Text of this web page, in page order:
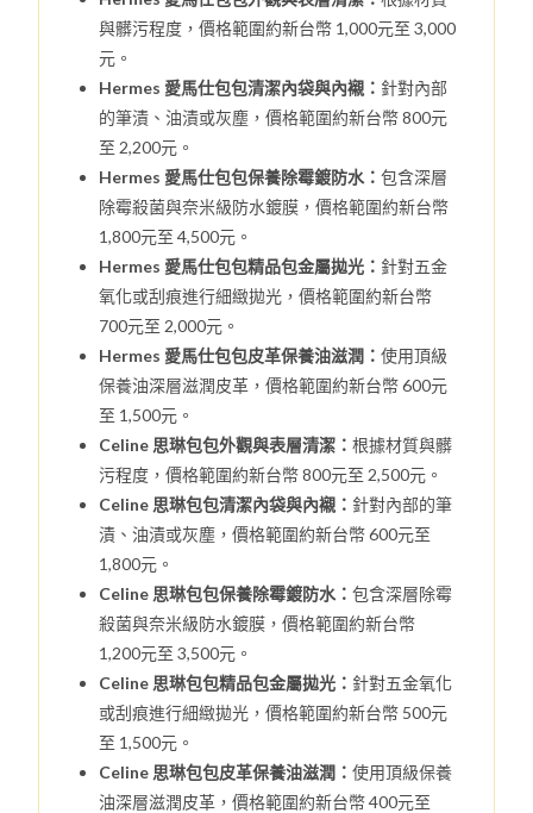
與髒污程度，價格範圍約新台幣 1,000元至 3,000
元。
Hermes 愛馬仕包包清潔內袋與內襯： 針對內部
的筆漬、油漬或灰塵，價格範圍約新台幣 800元
至 2,200元。
Hermes 愛馬仕包包保養除霉鍍防水：包含深層
除霉殺菌與奈米級防水鍍膜，價格範圍約新台幣
1,800元至 4,500元。
Hermes 愛馬仕包包精品包金屬拋光： 針對五金
氧化或刮痕進行細緻拋光，價格範圍約新台幣
700元至 2,000元。
Hermes 愛馬仕包包皮革保養油滋潤：使用頂級
保養油深層滋潤皮革，價格範圍約新台幣 600元
至 1,500元。
Celine 思琳包包外觀與表層清潔：根據材質與髒
污程度，價格範圍約新台幣 800元至 2,500元。
Celine 思琳包包清潔內袋與內襯： 針對內部的筆
漬、油漬或灰塵，價格範圍約新台幣 600元至
1,800元。
Celine 思琳包包保養除霉鍍防水：包含深層除霉
殺菌與奈米級防水鍍膜，價格範圍約新台幣
1,200元至 3,500元。
Celine 思琳包包精品包金屬拋光： 針對五金氧化
或刮痕進行細緻拋光，價格範圍約新台幣 500元
至 1,500元。
Celine 思琳包包皮革保養油滋潤：使用頂級保養
油深層滋潤皮革，價格範圍約新台幣 400元至